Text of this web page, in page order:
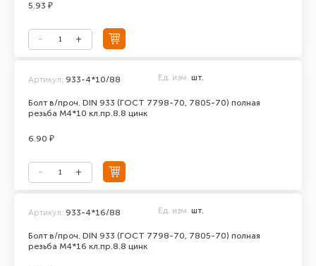
5.93 ₽
Болт в/проч. DIN 933 (ГОСТ 7798-70, 7805-70) полная
резьба М4*10 кл.пр.8.8 цинк
Артикул: 933-4*10/88 Ед. изм. шт.
6.90 ₽
Болт в/проч. DIN 933 (ГОСТ 7798-70, 7805-70) полная
резьба М4*16 кл.пр.8.8 цинк
Артикул: 933-4*16/88 Ед. изм. шт.